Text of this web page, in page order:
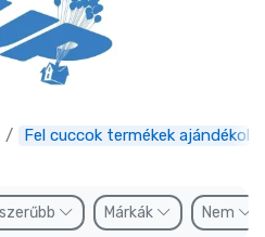
Fel cuccok termékek ajándékok
Márkák Nem